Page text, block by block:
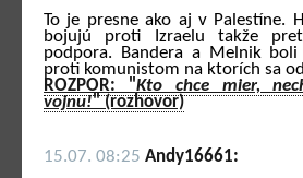
To je presne ako aj v Palestíne.
bojujú proti Izraelu takže
podpora. Bandera a Melnik
proti komunistom na ktorích sa
ROZPOR: "Kto chce mier,
vojnu!" (rozhovor)
15.07. 08:25 Andy16661: